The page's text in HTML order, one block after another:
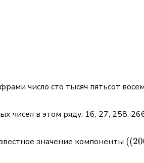
число сто тысяч пятьсот
чисел в этом ряду: 16, 27, 258,
значение компоненты ((